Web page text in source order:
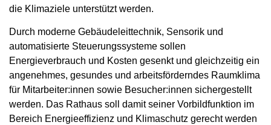
die Klimaziele unterstützt werden.
Durch moderne Gebäudeleittechnik, Sensorik und
automatisierte Steuerungssysteme sollen
Energieverbrauch und Kosten gesenkt und gleichzeitig ein
angenehmes, gesundes und arbeitsförderndes Raumklima
für Mitarbeiter:innen sowie Besucher:innen sichergestellt
werden. Das Rathaus soll damit seiner Vorbildfunktion im
Bereich Energieeffizienz und Klimaschutz gerecht werden